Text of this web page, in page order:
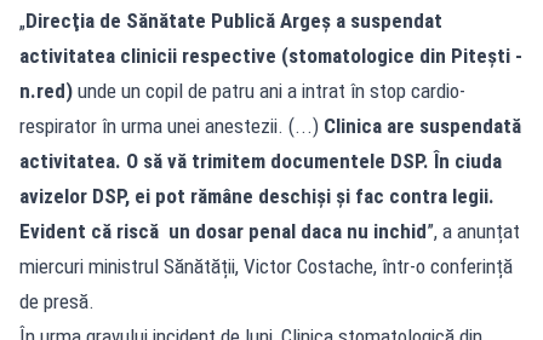
„Direcţia de Sănătate Publică Argeş a suspendat
activitatea clinicii respective (stomatologice din Piteşti -
n.red) unde un copil de patru ani a intrat în stop cardio-
respirator în urma unei anestezii. (...) Clinica are suspendată
activitatea. O să vă trimitem documentele DSP. În ciuda
avizelor DSP, ei pot rămâne deschiși și fac contra legii.
Evident că riscă un dosar penal daca nu inchid”, a anunțat
miercuri ministrul Sănătății, Victor Costache, într-o conferință
de presă.